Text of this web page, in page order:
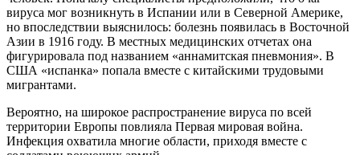
вируса мог возникнуть в Испании или в Северной Америке,
но впоследствии выяснилось: болезнь появилась в Восточной
Азии в 1916 году. В местных медицинских отчетах она
фигурировала под названием «аннамитская пневмония». В
США «испанка» попала вместе с китайскими трудовыми
мигрантами.
Вероятно, на широкое распространение вируса по всей
территории Европы повлияла Первая мировая война.
Инфекция охватила многие области, приходя вместе с